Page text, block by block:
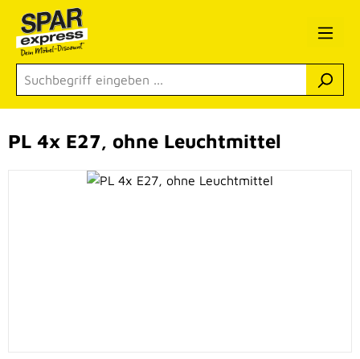
Zum Hauptinhalt springen
Bildergalerie überspringen
PL 4x E27, ohne Leuchtmittel